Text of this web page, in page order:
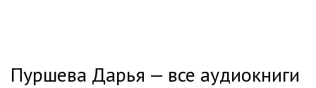
Пуршева Дарья — все аудиокниги